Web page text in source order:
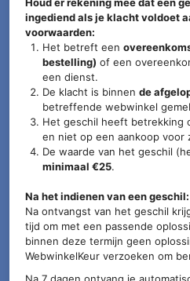
ingediend als je klacht voldoet
voorwaarden:
Het betreft een
bestelling) of een
een dienst.
De klacht is binnende
betreffende webwinkel
Het geschil heeft betrekking
en niet op een aankoop voor
De waarde van het geschil
minimaal €25.
Na het indienen van een geschil:
Na ontvangst van het geschil
tijd om met een passende
binnen deze termijn geen
WebwinkelKeur verzoeken om
Na 7 dagen ontvang je